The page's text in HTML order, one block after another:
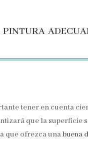
tener en cuenta
que la superficie
que ofrezca unabuena